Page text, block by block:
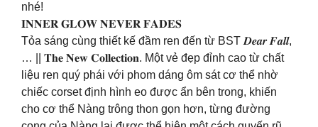
nhé!
𝐈𝐍𝐍𝐄𝐑 𝐆𝐋𝐎𝐖 𝐍𝐄𝐕𝐄𝐑 𝐅𝐀𝐃𝐄𝐒
Tỏa sáng cùng thiết kế đầm ren đến từ BST 𝑫𝒆𝒂𝒓 𝑭𝒂𝒍𝒍,
… || 𝐓𝐡𝐞 𝐍𝐞𝐰 𝐂𝐨𝐥𝐥𝐞𝐜𝐭𝐢𝐨𝐧. Một vẻ đẹp đỉnh cao từ chất
liệu ren quý phái với phom dáng ôm sát cơ thể nhờ
chiếc corset định hình eo được ẩn bên trong, khiến
cho cơ thể Nàng trông thon gọn hơn, từng đường